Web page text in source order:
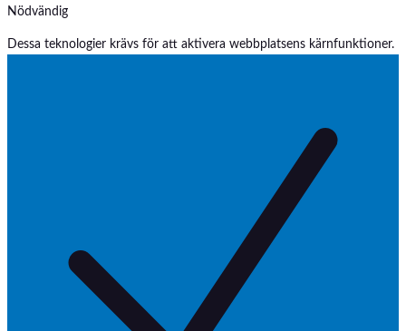
Nödvändig
Dessa teknologier krävs för att aktivera webbplatsens kärnfunktioner.